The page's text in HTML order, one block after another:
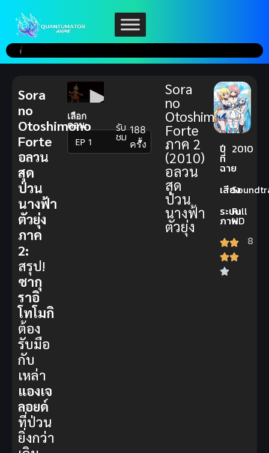
เลือก
ตอน:
▼
รับ
ชม 188
ครั้ง
Sora
no
Otoshimono
Forte
ภาค 2
(2010)
อลวน
สุด
ป่วน
นางฟ้า
ตัวยุ่ง
ปี
ที่
ฉาย
2010
เสียง
ระบบ
ภาพ
Full
HD
8
Sora
no
Otoshimono
Forte
อลวน
สุด
ป่วน
นางฟ้า
ตัวยุ่ง
ภาค
2:
สรุป!
ซากุ
ราอิ
โทโมกิ
ต้อง
รับมือ
กับ
เหล่า
แองเจ
ลอยด์
ที่ป่วน
ยิ่งกว่า